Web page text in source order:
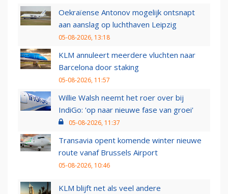
Oekraïense Antonov mogelijk ontsnapt
aan aanslag op luchthaven Leipzig
05-08-2026, 13:18
KLM annuleert meerdere vluchten naar
Barcelona door staking
05-08-2026, 11:57
Willie Walsh neemt het roer over bij
IndiGo: 'op naar nieuwe fase van groei'
05-08-2026, 11:37
Transavia opent komende winter nieuwe
route vanaf Brussels Airport
05-08-2026, 10:46
KLM blijft net als veel andere